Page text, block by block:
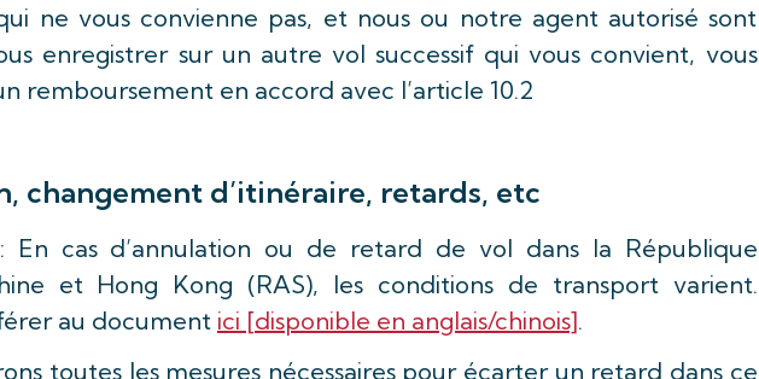
ne vous convienne pas, et nous ou notre agent autorisé sont
enregistrer sur un autre vol successif qui vous convient, vous
remboursement en accord avec l’article 10.2
changement d’itinéraire, retards, etc
cas d’annulation ou de retard de vol dans la République
et Hong Kong (RAS), les conditions de transport varient.
au document ici [disponible en anglais/chinois].
toutes les mesures nécessaires pour écarter un retard dans ce